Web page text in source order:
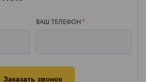
ВАШ ТЕЛЕФОН*
Заказать звонок